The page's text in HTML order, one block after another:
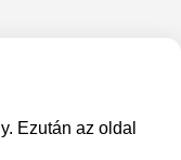
Ezután az oldal